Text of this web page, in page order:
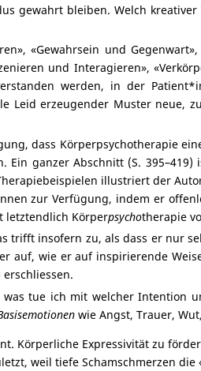
gewahrt bleiben. Welch
«Gewahrsein und
und Interagieren»,
werden, in der
Leid erzeugender Muster neue,
dass Körperpsychotherapie
ganzer Abschnitt (S.
illustriert der
zur Verfügung, indem er
letztendlich Körperpsychotherapie
trifft insofern zu, als dass er nur
auf, wie er auf inspirierende
was tue ich mit welcher
wie Angst, Trauer,
Körperliche Expressivität zu
weil tiefe Schamschmerzen